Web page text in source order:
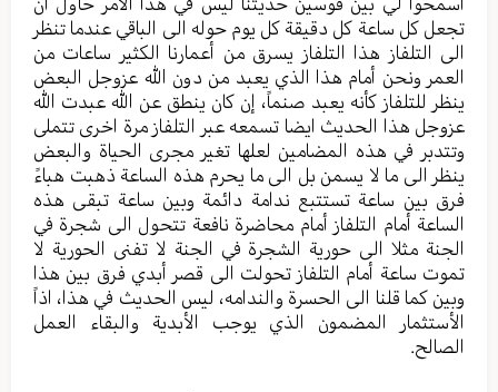
تجعل كل ساعة كل دقيقة كل يوم حوله الى الباقي عندما تنظر
الى التلفاز هذا التلفاز يسرق من أعمارنا الكثير ساعات من
العمر ونحن أمام هذا الذي يعبد من دون الله عزوجل البعض
ينظر للتلفاز كأنه يعبد صنماً، إن كان ينطق عن الله عبدت الله
عزوجل هذا الحديث ايضا تسمعه عبر التلفاز مرة اخرى تتملى
وتتدبر في هذه المضامين لعلها تغير مجرى الحياة والبعض
ينظر الى ما لا يسمن بل الى ما يحرم هذه الساعة ذهبت هباءً
فرق بين ساعة تستتبع ندامة دائمة وبين ساعة تبقى هذه
الساعة أمام التلفاز أمام محاضرة نافعة تتحول الى شجرة في
الجنة مثلا الى حورية الشجرة في الجنة لا تفنى الحورية لا
تموت ساعة أمام التلفاز تحولت الى قصر أبدي فرق بين هذا
وبين كما قلنا الى الحسرة والندامه، ليس الحديث في هذا، اذاً
الأستثمار المضمون الذي يوجب الأبدية والبقاء العمل
الصالح.